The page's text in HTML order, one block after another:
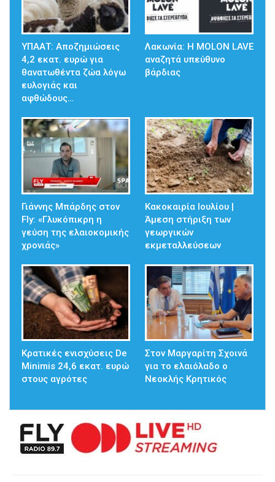
ΥΠΑΑΤ: Αποζημιώσεις
4,2 εκατ. ευρώ για
θανατωθέντα ζώα λόγω
ευλογιάς και
αφθώδους…
Λακωνία: Η MOLON LAVE
αναζητά υπεύθυνο
βάρδιας
Γιάννης Μπάρδης στον
Fly: «Γλυκόπικρη η
γεύση της ελαιοκομικής
χρονιάς»
Κακοκαιρία Ιουλίου |
Άμεση στήριξη των
γεωργικών
εκμεταλλεύσεων
Κρατικές ενισχύσεις De
Minimis 24,6 εκατ. ευρώ
στους αγρότες
Στον Μαργαρίτη Σχοινά
για το ελαιόλαδο ο
Νεοκλής Κρητικός